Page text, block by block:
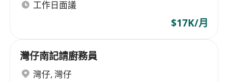
工作日面議
$17K/月
灣仔南記請廚務員
灣仔, 灣仔